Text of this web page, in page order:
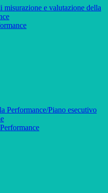
misurazione e valutazione della
Performance/Piano esecutivo